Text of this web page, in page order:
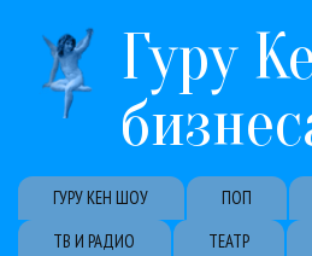
Гуру
Primary links
ГУРУ КЕН ШОУ ПОП
ТВ И РАДИО
ТЕАТР